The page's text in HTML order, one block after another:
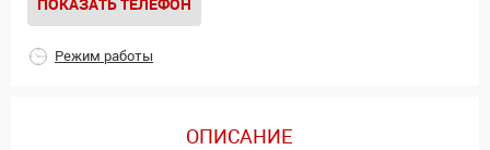
ПОКАЗАТЬ ТЕЛЕФОН
Режим работы
ОПИСАНИЕ